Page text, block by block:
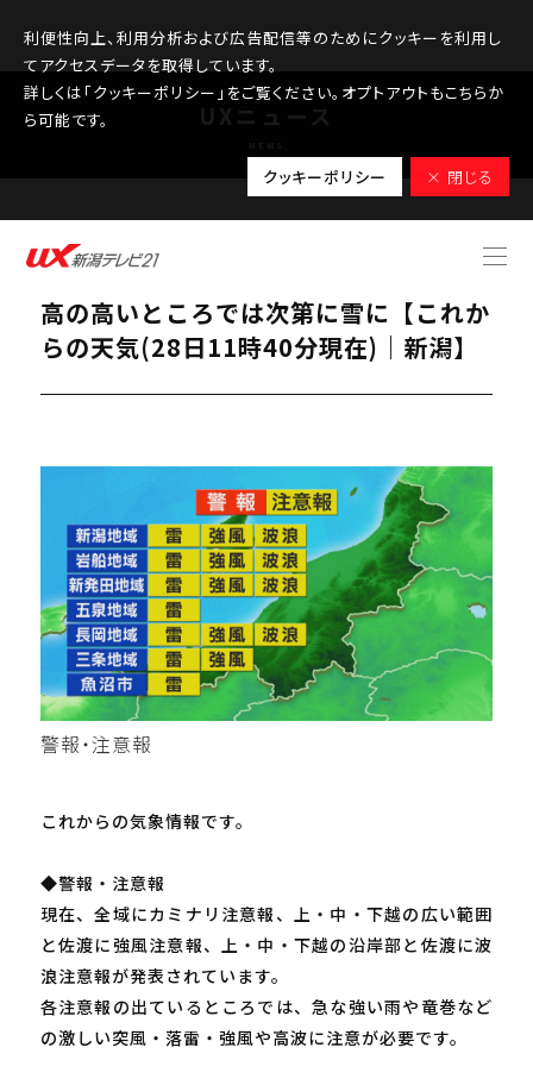
利便性向上、利用分析および広告配信等のためにクッキーを利用し
てアクセスデータを取得しています。
詳しくは「クッキーポリシー」をご覧ください。オプトアウトもこちらか
ら可能です。
クッキーポリシー × 閉じる
2025.11.28
雨が降ったりやんだりの天気つづく、標
高の高いところでは次第に雪に【これか
らの天気(28日11時40分現在)｜新潟】
警報・注意報
これからの気象情報です。
◆警報・注意報
現在、全域にカミナリ注意報、上・中・下越の広い範囲
と佐渡に強風注意報、上・中・下越の沿岸部と佐渡に波
浪注意報が発表されています。
各注意報の出ているところでは、急な強い雨や竜巻など
の激しい突風・落雷・強風や高波に注意が必要です。